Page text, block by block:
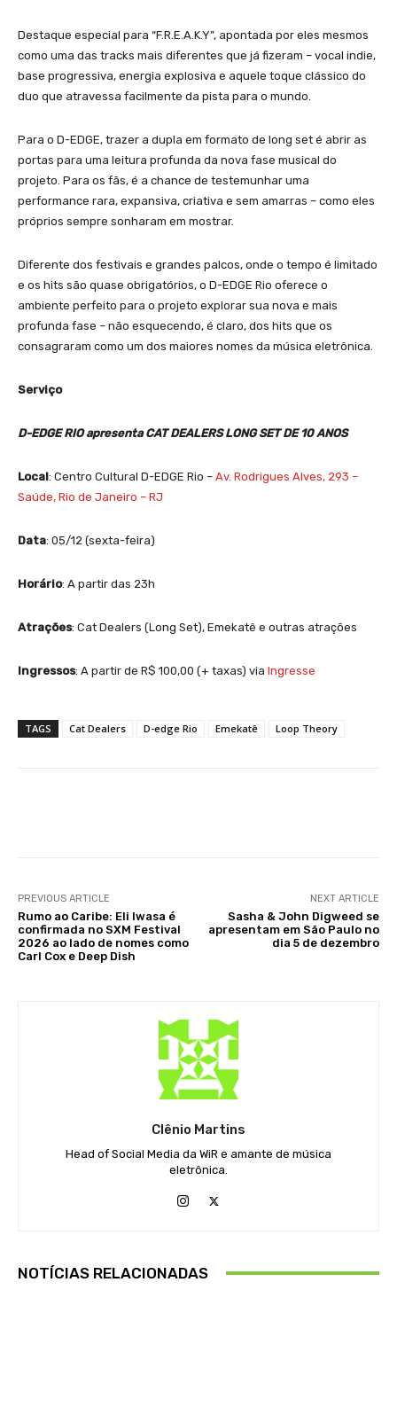
Destaque especial para “F.R.E.A.K.Y”, apontada por eles mesmos
como uma das tracks mais diferentes que já fizeram – vocal indie,
base progressiva, energia explosiva e aquele toque clássico do
duo que atravessa facilmente da pista para o mundo.
Para o D-EDGE, trazer a dupla em formato de long set é abrir as
portas para uma leitura profunda da nova fase musical do
projeto. Para os fãs, é a chance de testemunhar uma
performance rara, expansiva, criativa e sem amarras – como eles
próprios sempre sonharam em mostrar.
Diferente dos festivais e grandes palcos, onde o tempo é limitado
e os hits são quase obrigatórios, o D-EDGE Rio oferece o
ambiente perfeito para o projeto explorar sua nova e mais
profunda fase – não esquecendo, é claro, dos hits que os
consagraram como um dos maiores nomes da música eletrônica.
Serviço
D-EDGE RIO apresenta CAT DEALERS LONG SET DE 10 ANOS
Local: Centro Cultural D-EDGE Rio – Av. Rodrigues Alves, 293 –
Saúde, Rio de Janeiro – RJ
Data: 05/12 (sexta-feira)
Horário: A partir das 23h
Atrações: Cat Dealers (Long Set), Emekatê e outras atrações
Ingressos: A partir de R$ 100,00 (+ taxas) via Ingresse
TAGS Cat Dealers D-edge Rio Emekatê Loop Theory
PREVIOUS ARTICLE
Rumo ao Caribe: Eli Iwasa é
confirmada no SXM Festival
2026 ao lado de nomes como
Carl Cox e Deep Dish
NEXT ARTICLE
Sasha & John Digweed se
apresentam em São Paulo no
dia 5 de dezembro
Clênio Martins
Head of Social Media da WiR e amante de música
eletrônica.
NOTÍCIAS RELACIONADAS